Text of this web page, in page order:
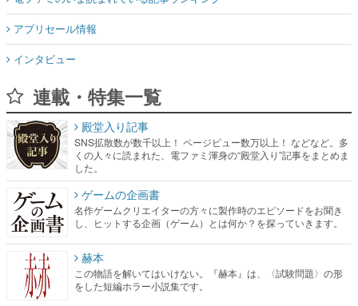
アプリセール情報
インタビュー
連載・特集一覧
殿堂入り記事
SNS拡散数が数千以上！ ページビュー数万以上！ などなど。多
くの人々に読まれた、電ファミ渾身の“殿堂入り”記事をまとめま
した。
ゲームの企画書
名作ゲームクリエイターの方々に製作時のエピソードをお聞き
し、ヒットする企画（ゲーム）とは何か？を探っていきます。
赫本
この物語を解いてはいけない。『赫本』は、〈試験問題〉の形
をした短編ホラー小説集です。